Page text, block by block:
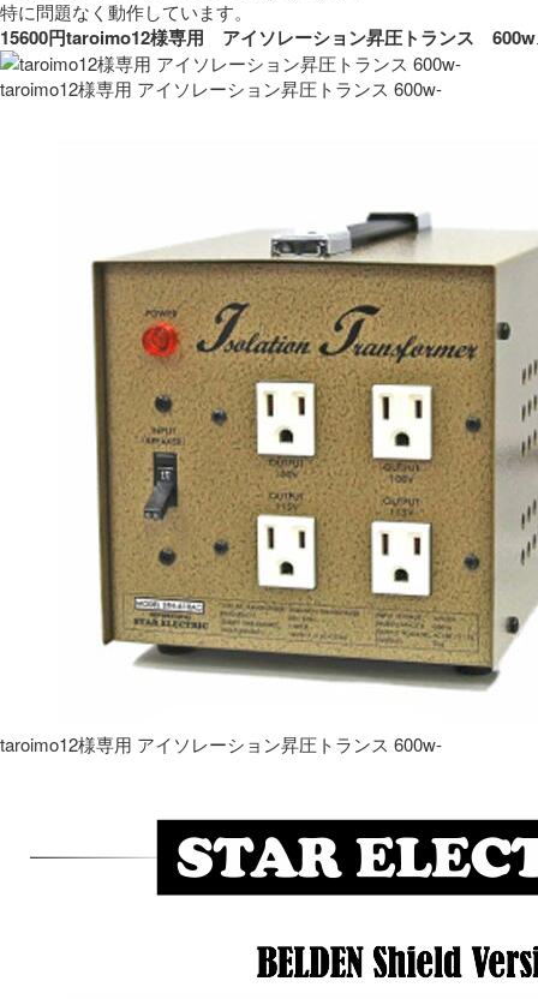
15600円taroimo12様専用　アイソレーション昇圧トランス　
taroimo12様専用 アイソレーション昇圧トランス 600w-
taroimo12様専用 アイソレーション昇圧トランス 600w-